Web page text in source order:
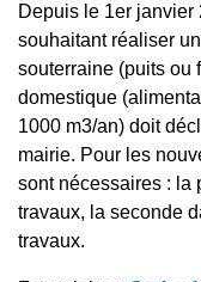
Depuis le 1er janvier
souhaitant réaliser
souterraine (puits ou
domestique
1000 m3/an) doit
mairie. Pour les
sont nécessaires : la
travaux, la seconde
travaux.